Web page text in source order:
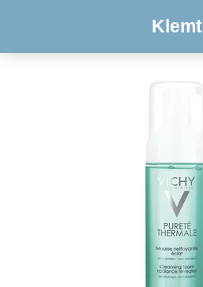
Klemt